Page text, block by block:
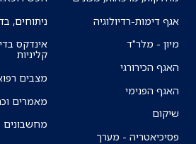
אגף דימות-רדיולוגיה
מיון - מלר"ד
האגף הכירורגי
האגף הפנימי
שיקום
פסיכיאטריה - מערך
ניתוחים,
אינדקס
קליניות
מצבים
מאמרים
מחשבונים